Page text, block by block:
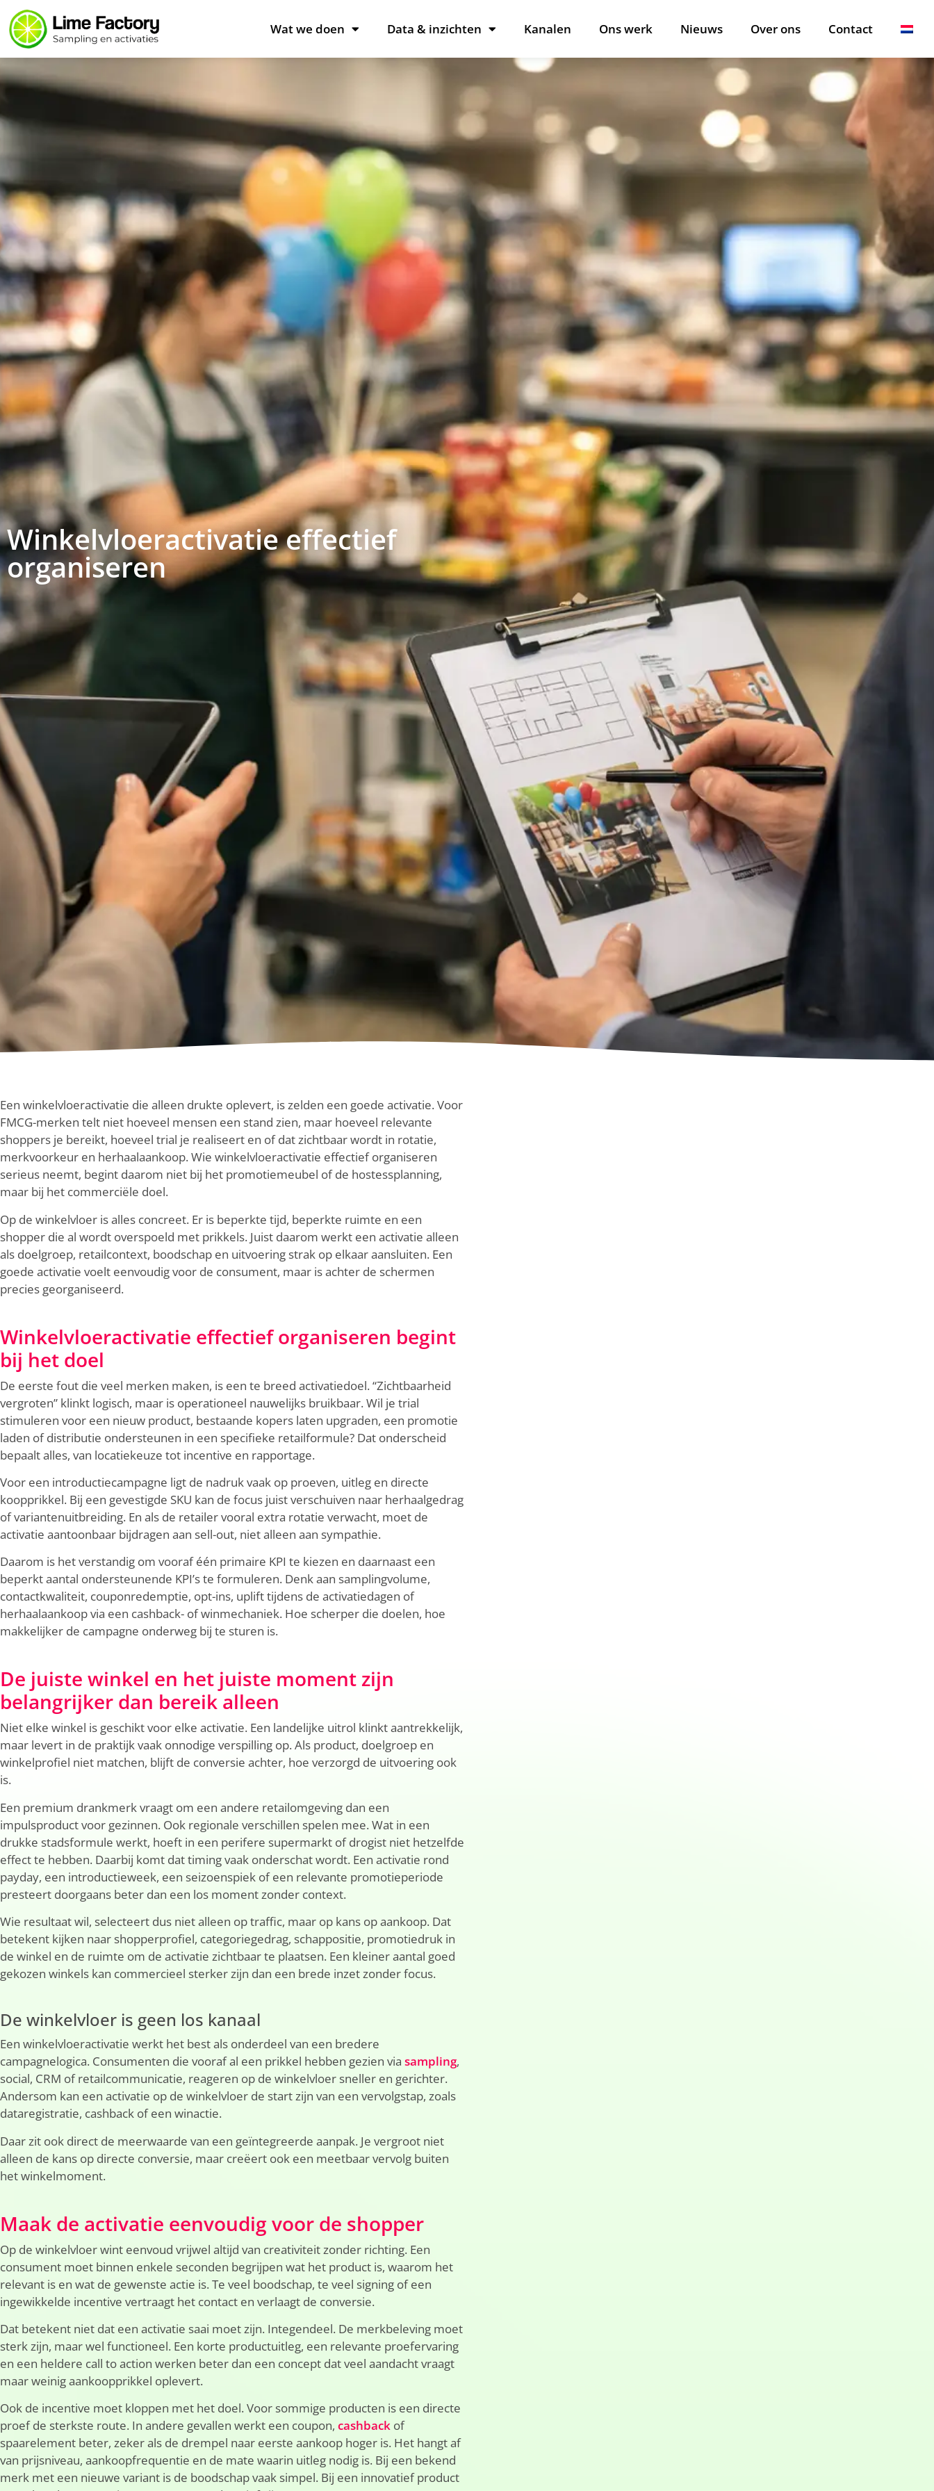
Wat we doen Data & inzichten Kanalen Ons werk Nieuws Over ons Contact
Winkelvloeractivatie effectief
organiseren
Een winkelvloeractivatie die alleen drukte oplevert, is zelden een goede activatie. Voor
FMCG-merken telt niet hoeveel mensen een stand zien, maar hoeveel relevante
shoppers je bereikt, hoeveel trial je realiseert en of dat zichtbaar wordt in rotatie,
merkvoorkeur en herhaalaankoop. Wie winkelvloeractivatie effectief organiseren
serieus neemt, begint daarom niet bij het promotiemeubel of de hostessplanning,
maar bij het commerciële doel.
Op de winkelvloer is alles concreet. Er is beperkte tijd, beperkte ruimte en een
shopper die al wordt overspoeld met prikkels. Juist daarom werkt een activatie alleen
als doelgroep, retailcontext, boodschap en uitvoering strak op elkaar aansluiten. Een
goede activatie voelt eenvoudig voor de consument, maar is achter de schermen
precies georganiseerd.
Winkelvloeractivatie effectief organiseren begint
bij het doel
De eerste fout die veel merken maken, is een te breed activatiedoel. “Zichtbaarheid
vergroten” klinkt logisch, maar is operationeel nauwelijks bruikbaar. Wil je trial
stimuleren voor een nieuw product, bestaande kopers laten upgraden, een promotie
laden of distributie ondersteunen in een specifieke retailformule? Dat onderscheid
bepaalt alles, van locatiekeuze tot incentive en rapportage.
Voor een introductiecampagne ligt de nadruk vaak op proeven, uitleg en directe
koopprikkel. Bij een gevestigde SKU kan de focus juist verschuiven naar herhaalgedrag
of variantenuitbreiding. En als de retailer vooral extra rotatie verwacht, moet de
activatie aantoonbaar bijdragen aan sell-out, niet alleen aan sympathie.
Daarom is het verstandig om vooraf één primaire KPI te kiezen en daarnaast een
beperkt aantal ondersteunende KPI’s te formuleren. Denk aan samplingvolume,
contactkwaliteit, couponredemptie, opt-ins, uplift tijdens de activatiedagen of
herhaalaankoop via een cashback- of winmechaniek. Hoe scherper die doelen, hoe
makkelijker de campagne onderweg bij te sturen is.
De juiste winkel en het juiste moment zijn
belangrijker dan bereik alleen
Niet elke winkel is geschikt voor elke activatie. Een landelijke uitrol klinkt aantrekkelijk,
maar levert in de praktijk vaak onnodige verspilling op. Als product, doelgroep en
winkelprofiel niet matchen, blijft de conversie achter, hoe verzorgd de uitvoering ook
is.
Een premium drankmerk vraagt om een andere retailomgeving dan een
impulsproduct voor gezinnen. Ook regionale verschillen spelen mee. Wat in een
drukke stadsformule werkt, hoeft in een perifere supermarkt of drogist niet hetzelfde
effect te hebben. Daarbij komt dat timing vaak onderschat wordt. Een activatie rond
payday, een introductieweek, een seizoenspiek of een relevante promotieperiode
presteert doorgaans beter dan een los moment zonder context.
Wie resultaat wil, selecteert dus niet alleen op traffic, maar op kans op aankoop. Dat
betekent kijken naar shopperprofiel, categoriegedrag, schappositie, promotiedruk in
de winkel en de ruimte om de activatie zichtbaar te plaatsen. Een kleiner aantal goed
gekozen winkels kan commercieel sterker zijn dan een brede inzet zonder focus.
De winkelvloer is geen los kanaal
Een winkelvloeractivatie werkt het best als onderdeel van een bredere
campagnelogica. Consumenten die vooraf al een prikkel hebben gezien via sampling,
social, CRM of retailcommunicatie, reageren op de winkelvloer sneller en gerichter.
Andersom kan een activatie op de winkelvloer de start zijn van een vervolgstap, zoals
dataregistratie, cashback of een winactie.
Daar zit ook direct de meerwaarde van een geïntegreerde aanpak. Je vergroot niet
alleen de kans op directe conversie, maar creëert ook een meetbaar vervolg buiten
het winkelmoment.
Maak de activatie eenvoudig voor de shopper
Op de winkelvloer wint eenvoud vrijwel altijd van creativiteit zonder richting. Een
consument moet binnen enkele seconden begrijpen wat het product is, waarom het
relevant is en wat de gewenste actie is. Te veel boodschap, te veel signing of een
ingewikkelde incentive vertraagt het contact en verlaagt de conversie.
Dat betekent niet dat een activatie saai moet zijn. Integendeel. De merkbeleving moet
sterk zijn, maar wel functioneel. Een korte productuitleg, een relevante proefervaring
en een heldere call to action werken beter dan een concept dat veel aandacht vraagt
maar weinig aankoopprikkel oplevert.
Ook de incentive moet kloppen met het doel. Voor sommige producten is een directe
proef de sterkste route. In andere gevallen werkt een coupon, cashback of
spaarelement beter, zeker als de drempel naar eerste aankoop hoger is. Het hangt af
van prijsniveau, aankoopfrequentie en de mate waarin uitleg nodig is. Bij een bekend
merk met een nieuwe variant is de boodschap vaak simpel. Bij een innovatief product